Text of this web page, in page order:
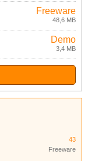
Freeware
48,6 MB
Demo
3,4 MB
43
Freeware